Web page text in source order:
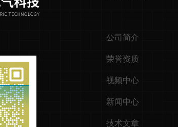
公司简介
荣誉资质
视频中心
新闻中心
技术文章